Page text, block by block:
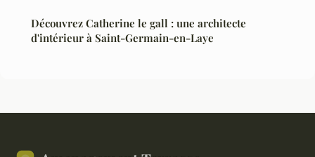
Découvrez Catherine le gall : une architecte
d'intérieur à Saint-Germain-en-Laye